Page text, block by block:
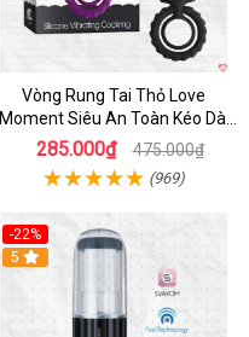
Vòng Rung Tai Thỏ Love
Moment Siêu An Toàn Kéo Dài
Thời Gian
285.000₫ 475.000₫
(969)
-22%
5